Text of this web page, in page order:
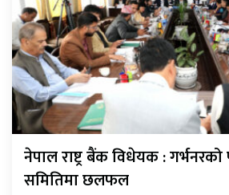
नेपाल राष्ट्र बैंक विधेयक : गर्भनरको
समितिमा छलफल